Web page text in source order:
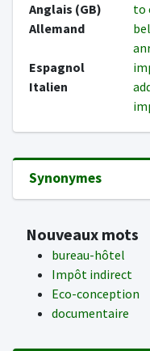
Anglais (GB)
to
Allemand
Espagnol
Italien
Synonymes
Nouveaux mots
bureau-hôtel
Impôt indirect
Eco-conception
documentaire